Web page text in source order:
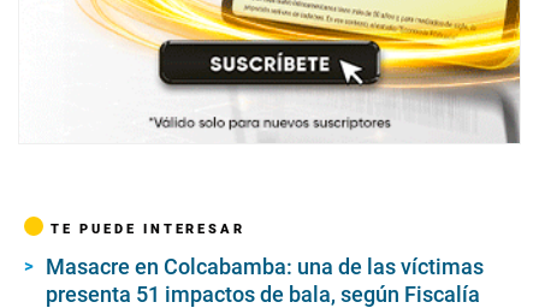
TE PUEDE INTERESAR
Masacre en Colcabamba: una de las víctimas
presenta 51 impactos de bala, según Fiscalía